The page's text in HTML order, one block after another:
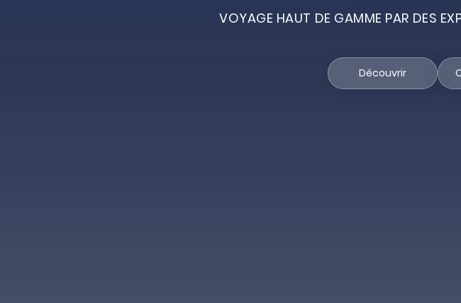
VOYAGE HAUT DE GAMME PAR DES
Découvrir